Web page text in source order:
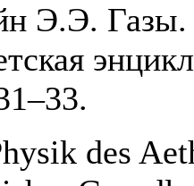
Э.Э.
des